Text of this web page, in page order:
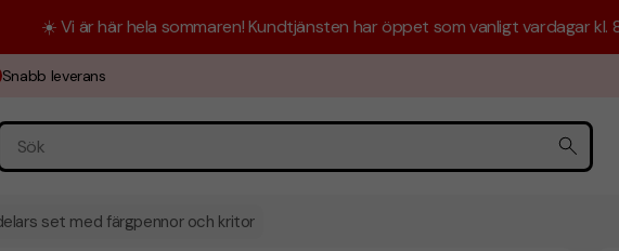
☀️ Vi är här hela sommaren! Kundtjänsten har öppet som vanligt vardagar kl.
Snabb leverans
set med färgpennor och kritor